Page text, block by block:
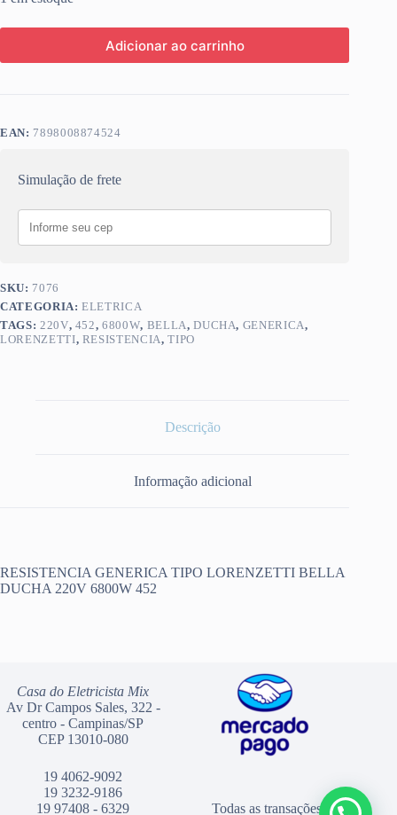
Adicionar ao carrinho
EAN: 7898008874524
Simulação de frete
SKU: 7076
CATEGORIA:ELETRICA
TAGS: 220V, 452,6800W, BELLA,DUCHA, GENERICA,
LORENZETTI, RESISTENCIA,TIPO
Descrição
Informação adicional
RESISTENCIA GENERICA TIPO LORENZETTI BELLA
DUCHA 220V 6800W 452
Casa do Eletricista Mix
Av Dr Campos Sales, 322 -
centro - Campinas/SP
CEP 13010-080
19 4062-9092
19 3232-9186
19 97408 - 6329
Todas as transações